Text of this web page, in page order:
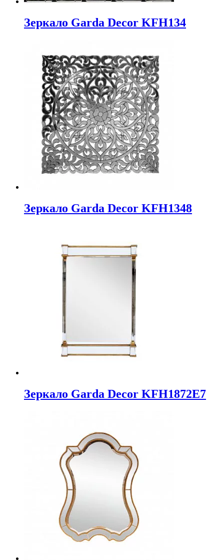
Зеркало Garda Decor KFH134
Зеркало Garda Decor KFH1348
Зеркало Garda Decor KFH1872E7